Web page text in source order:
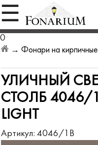
☰
0
→Фонари на
УЛИЧНЫЙ
СТОЛБ 4046/
LIGHT
Артикул:4046/1B